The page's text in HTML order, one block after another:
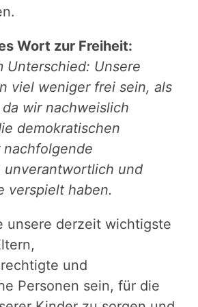
Wort zur Freiheit:
Unterschied: Unsere
viel weniger frei sein, als
wir nachweislich
demokratischen
unverantwortlich und
verspielt haben.
unsere derzeit wichtigste
und
Personen sein, für die